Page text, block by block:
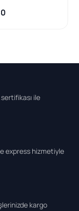
ile
express hizmetiyle
kargo